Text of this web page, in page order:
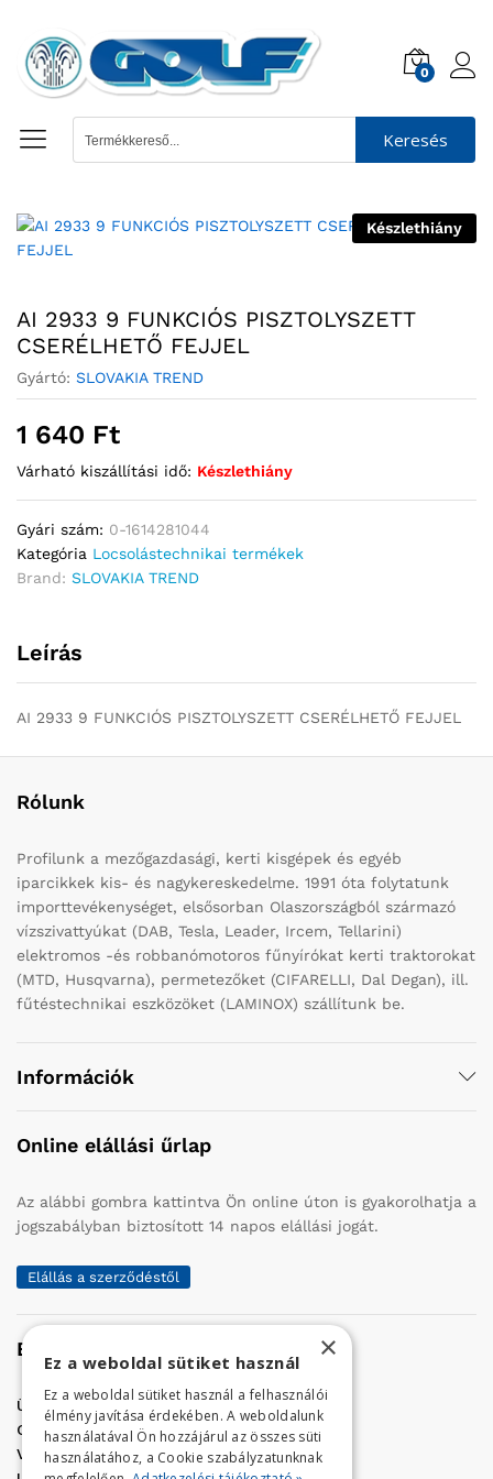
0
Keresés
Készlethiány
AI 2933 9 FUNKCIÓS PISZTOLYSZETT
CSERÉLHETŐ FEJJEL
Gyártó: SLOVAKIA TREND
1 640 Ft
Várható kiszállítási idő: Készlethiány
Gyári szám: 0-1614281044
Kategória Locsolástechnikai termékek
Brand: SLOVAKIA TREND
Leírás
AI 2933 9 FUNKCIÓS PISZTOLYSZETT CSERÉLHETŐ FEJJEL
Rólunk
Profilunk a mezőgazdasági, kerti kisgépek és egyéb
iparcikkek kis- és nagykereskedelme. 1991 óta folytatunk
importtevékenységet, elsősorban Olaszországból származó
vízszivattyúkat (DAB, Tesla, Leader, Ircem, Tellarini)
elektromos -és robbanómotoros fűnyírókat kerti traktorokat
(MTD, Husqvarna), permetezőket (CIFARELLI, Dal Degan), ill.
fűtéstechnikai eszközöket (LAMINOX) szállítunk be.
Információk
Online elállási űrlap
Az alábbi gombra kattintva Ön online úton is gyakorolhatja a
jogszabályban biztosított 14 napos elállási jogát.
Elállás a szerződéstől
Elérhetőség
Üzletünk címe:Szolnok, Vércse út 17.
Golf Center Áruház:06 (56) 423-324
VÁR-Kert Áruház: 06 (56) 429-771
×
Ez a weboldal sütiket használ
Ez a weboldal sütiket használ a felhasználói
élmény javítása érdekében. A weboldalunk
használatával Ön hozzájárul az összes süti
használatához, a Cookie szabályzatunknak